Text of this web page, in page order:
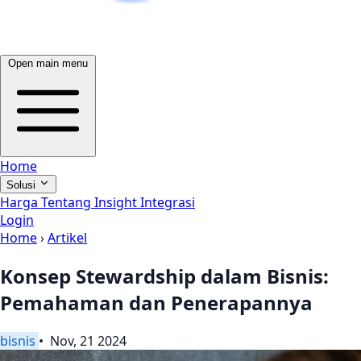
Open main menu
Home
Solusi
Harga Tentang InsightIntegrasi
Login
Home›Artikel
Konsep Stewardship dalam Bisnis:
Pemahaman dan Penerapannya
bisnis • Nov, 21 2024